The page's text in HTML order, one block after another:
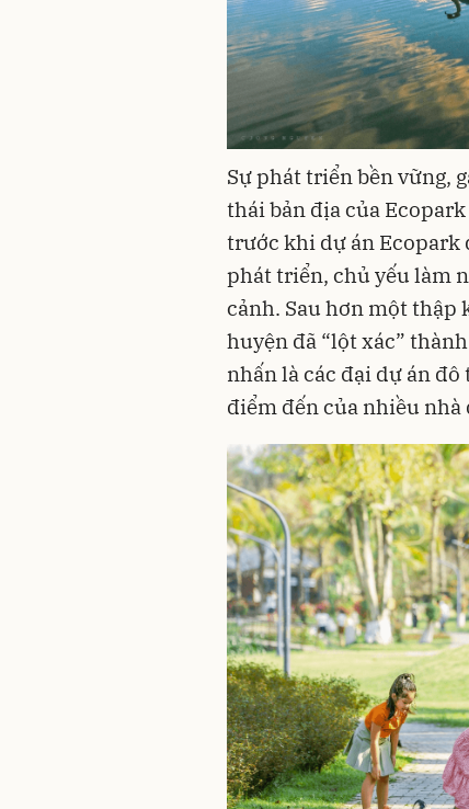
Sự phát triển bền vững,
thái bản địa của
trước khi dự án Ecopark
phát triển, chủ yếu làm
cảnh. Sau hơn một thập
huyện đã “lột xác”
nhấn là các đại dự án đô
điểm đến của nhiều nhà